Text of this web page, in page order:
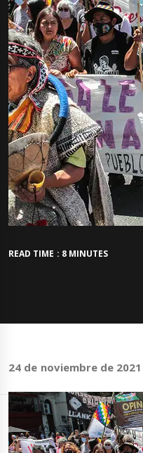
READ TIME : 8 MINUTES
24 de noviembre de 2021